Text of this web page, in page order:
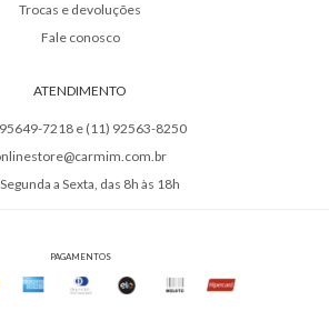
Trocas e devoluções
Fale conosco
ATENDIMENTO
7218 e (11) 92563-8250
a Sexta, das 8h às 18h
PAGAMENTOS